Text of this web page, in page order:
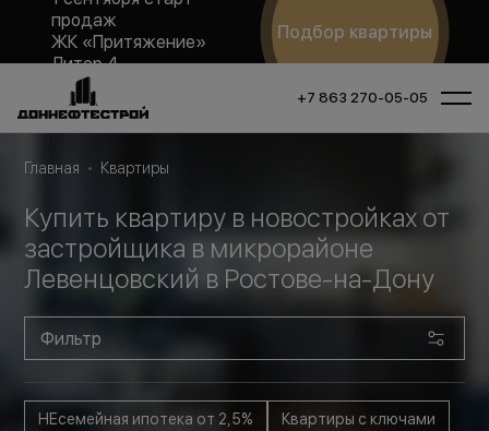
продаж
ЖК «Притяжение»
Литер 4
Подбор квартиры
+7 863 270-05-05
Главная Квартиры
Купить квартиру в новостройках от
застройщика в микрорайоне
Левенцовский в Ростове-на-Дону
Фильтр
НЕсемейная ипотека от 2,5% Квартиры с ключами